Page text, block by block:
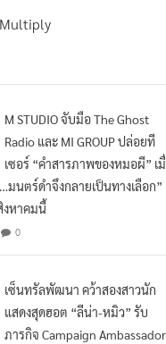
M STUDIO จับมือ The Ghost
Radio และ MI GROUP ปล่อยที
เซอร์ “คำสารภาพของหมอผี” เ
มนตร์ดำจึงกลายเป็นทางเลือก”
งหาคมนี้
0
เซ็นทรัลพัฒนา คว้าสองสาวนัก
แสดงสุดฮอต “ลีน่า-หมิว” รับ
ภารกิจ Campaign Ambassador